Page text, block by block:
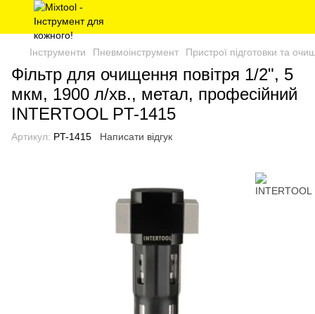
Інструменти Пневмоінструмент Пристрої підготовки та
Фільтр для очищення повітря 1/2", 5
мкм, 1900 л/хв., метал, професійний
INTERTOOL PT-1415
Артикул: PT-1415 Написати відгук